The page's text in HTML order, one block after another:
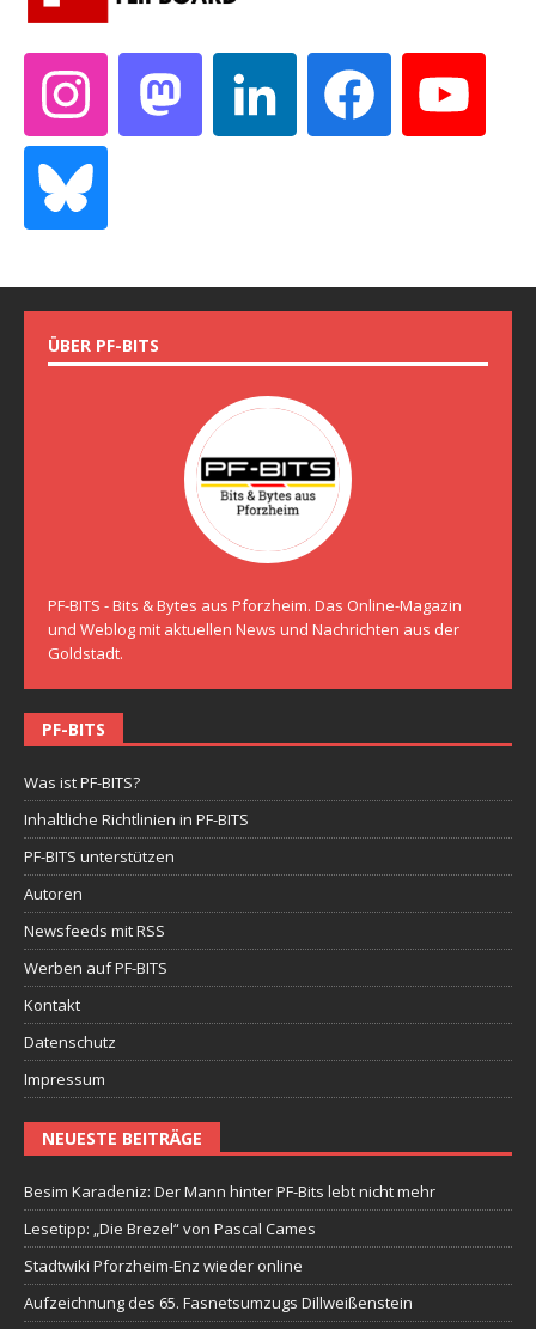
ÜBER PF-BITS
PF-BITS - Bits & Bytes aus Pforzheim. Das Online-Magazin
und Weblog mit aktuellen News und Nachrichten aus der
Goldstadt.
PF-BITS
Was ist PF-BITS?
Inhaltliche Richtlinien in PF-BITS
PF-BITS unterstützen
Autoren
Newsfeeds mit RSS
Werben auf PF-BITS
Kontakt
Datenschutz
Impressum
NEUESTE BEITRÄGE
Besim Karadeniz: Der Mann hinter PF-Bits lebt nicht mehr
Lesetipp: „Die Brezel“ von Pascal Cames
Stadtwiki Pforzheim-Enz wieder online
Aufzeichnung des 65. Fasnetsumzugs Dillweißenstein